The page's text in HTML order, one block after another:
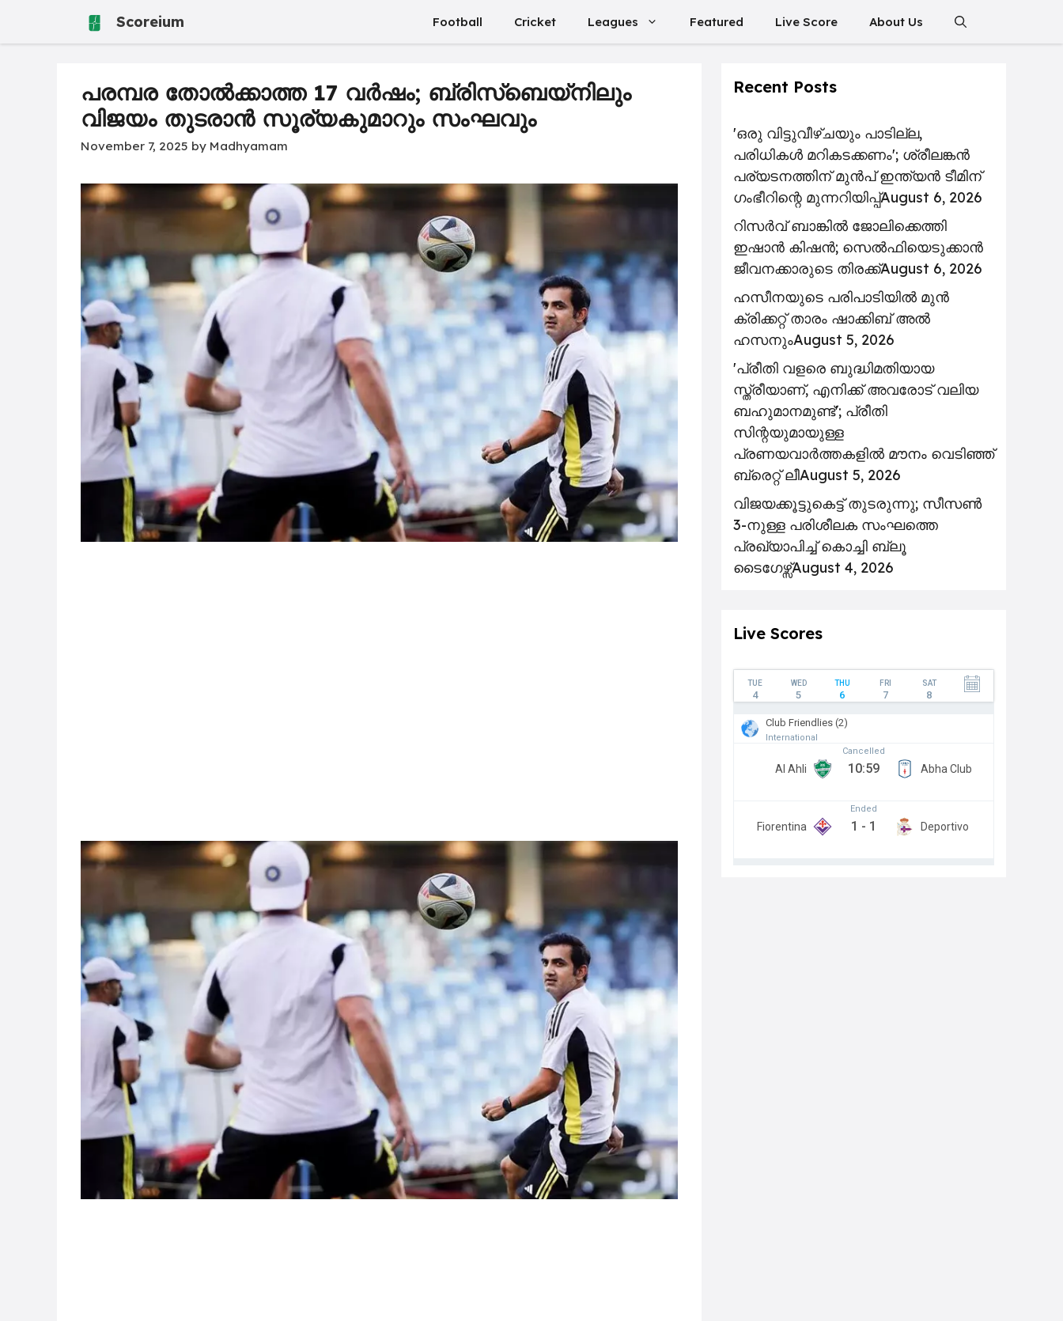
Scoreium Football Cricket Leagues Featured Live Score About Us
പരമ്പര തോൽക്കാത്ത 17 വർഷം; ബ്രിസ്ബെയ്നിലും
വിജയം തുടരാൻ സൂര്യകുമാറും സംഘവും
November 7, 2025 by Madhyamam
Recent Posts
'ഒരു വിട്ടുവീഴ്ചയും പാടില്ല,
പരിധികൾ മറികടക്കണം'; ശ്രീലങ്കൻ
പര്യടനത്തിന് മുൻപ് ഇന്ത്യൻ ടീമിന്
ഗംഭീറിന്റെ മുന്നറിയിപ്പ്August 6, 2026
റിസര്‍വ് ബാങ്കിൽ ജോലിക്കെത്തി
ഇഷാന്‍ കിഷന്‍; സെൽഫിയെടുക്കാൻ
ജീവനക്കാരുടെ തിരക്ക്August 6, 2026
ഹസീനയുടെ പരിപാടിയിൽ മുൻ
ക്രിക്കറ്റ് താരം ഷാക്കിബ് അൽ
ഹസനുംAugust 5, 2026
'പ്രീതി വളരെ ബുദ്ധിമതിയായ
സ്ത്രീയാണ്, എനിക്ക് അവരോട് വലിയ
ബഹുമാനമുണ്ട്'; പ്രീതി
സിന്റയുമായുള്ള
പ്രണയവാർത്തകളിൽ മൗനം വെടിഞ്ഞ്
ബ്രെറ്റ് ലീAugust 5, 2026
വിജയക്കൂട്ടുകെട്ട് തുടരുന്നു; സീസൺ
3-നുള്ള പരിശീലക സംഘത്തെ
പ്രഖ്യാപിച്ച് കൊച്ചി ബ്ലൂ
ടൈഗേഴ്സ്August 4, 2026
Live Scores
TUE
4
WED
5
THU
6
FRI
7
SAT
8
Club Friendlies (2)
International
Al Ahli
Cancelled
10:59 Abha Club
Fiorentina
Ended
1 - 1 Deportivo